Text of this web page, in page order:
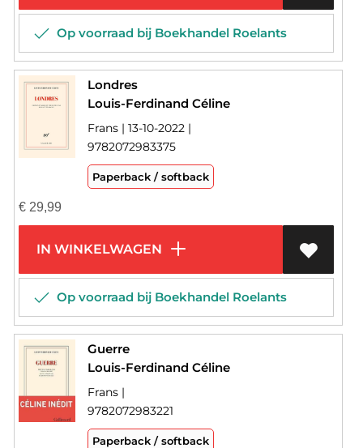
Op voorraad bij Boekhandel Roelants
Londres
Louis-Ferdinand Céline
Frans | 13-10-2022 |
9782072983375
Paperback / softback
€29,99
IN WINKELWAGEN
Op voorraad bij Boekhandel Roelants
Guerre
Louis-Ferdinand Céline
Frans |
9782072983221
Paperback / softback